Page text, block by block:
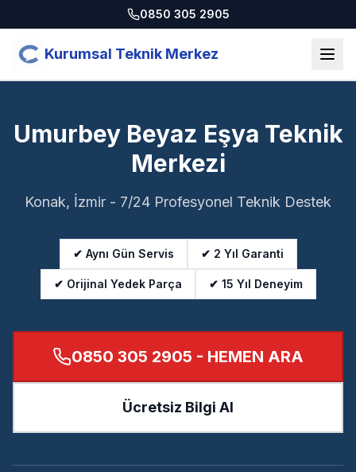
0850 305 2905
Kurumsal Teknik Merkez
Umurbey Beyaz Eşya Teknik
Merkezi
Konak, İzmir - 7/24 Profesyonel Teknik Destek
✔ Aynı Gün Servis ✔ 2 Yıl Garanti
✔ Orijinal Yedek Parça ✔ 15 Yıl Deneyim
0850 305 2905 - HEMEN ARA
Ücretsiz Bilgi Al